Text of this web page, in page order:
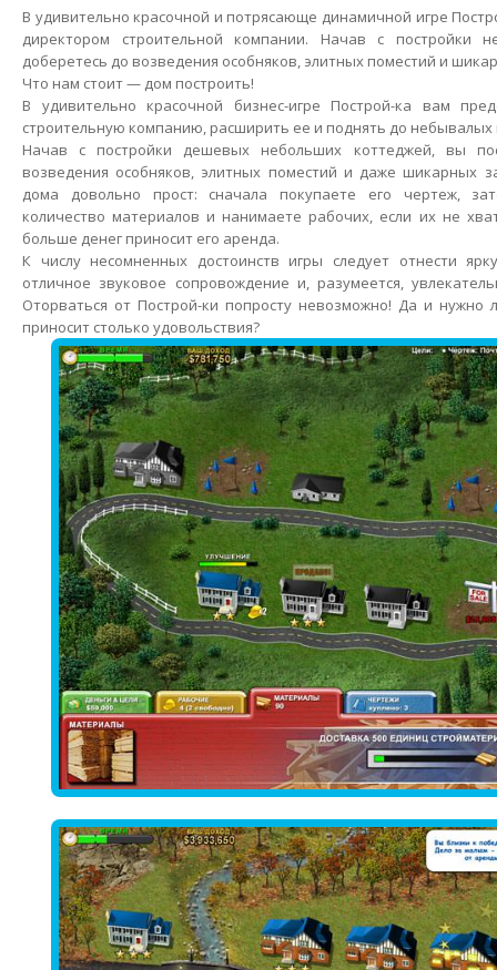
В удивительно красочной и потрясающе динамичной игре
директором строительной компании. Начав с постройки
доберетесь до возведения особняков, элитных поместий и
Что нам стоит — дом построить!
В удивительно красочной бизнес-игре Построй-ка вам
строительную компанию, расширить ее и поднять до небывалых
Начав с постройки дешевых небольших коттеджей, вы
возведения особняков, элитных поместий и даже шикарных
дома довольно прост: сначала покупаете его чертеж,
количество материалов и нанимаете рабочих, если их не
больше денег приносит его аренда.
К числу несомненных достоинств игры следует отнести
отличное звуковое сопровождение и, разумеется,
Оторваться от Построй-ки попросту невозможно! Да и нужно
приносит столько удовольствия?